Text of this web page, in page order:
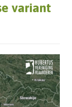
variant